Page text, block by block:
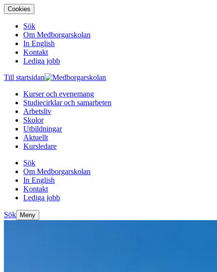
Cookies
Sök
Om Medborgarskolan
In English
Kontakt
Lediga jobb
Till startsidan
Kurser och evenemang
Studiecirklar och samarbeten
Arbetsliv
Skolor
Utbildningar
Aktuellt
Kursledare
Sök
Om Medborgarskolan
In English
Kontakt
Lediga jobb
Sök Meny